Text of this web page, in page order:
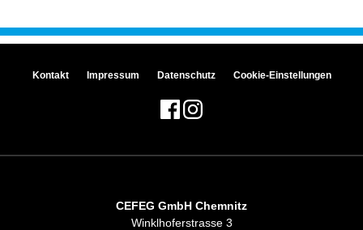
Kontakt Impressum Datenschutz Cookie-Einstellungen
CEFEG GmbH Chemnitz
Winklhoferstrasse 3